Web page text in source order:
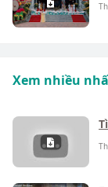
Xem nhiều